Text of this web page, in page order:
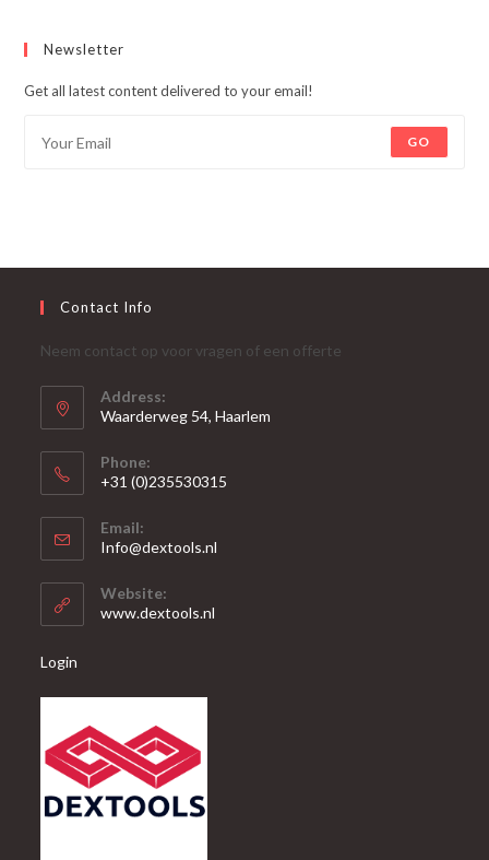
Newsletter
Get all latest content delivered to your email!
GO
Contact Info
Neem contact op voor vragen of een offerte
Address:
Waarderweg 54, Haarlem
Phone:
+31 (0)235530315
in
je
toepassing
Email:
Info@dextools.nl
Website:
www.dextools.nl
Login